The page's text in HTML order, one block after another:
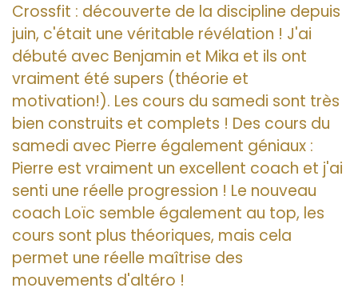
Crossfit : découverte de la discipline depuis
juin, c'était une véritable révélation ! J'ai
débuté avec Benjamin et Mika et ils ont
vraiment été supers (théorie et
motivation!). Les cours du samedi sont très
bien construits et complets ! Des cours du
samedi avec Pierre également géniaux :
Pierre est vraiment un excellent coach et j'ai
senti une réelle progression ! Le nouveau
coach Loïc semble également au top, les
cours sont plus théoriques, mais cela
permet une réelle maîtrise des
mouvements d'altéro !